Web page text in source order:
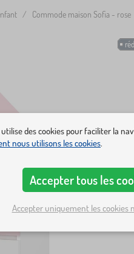
/ Commode maison Sofia - rose
utilise des cookies pour faciliter la
nous utilisons les cookies.
Accepter tous les
Accepter uniquement les cookies